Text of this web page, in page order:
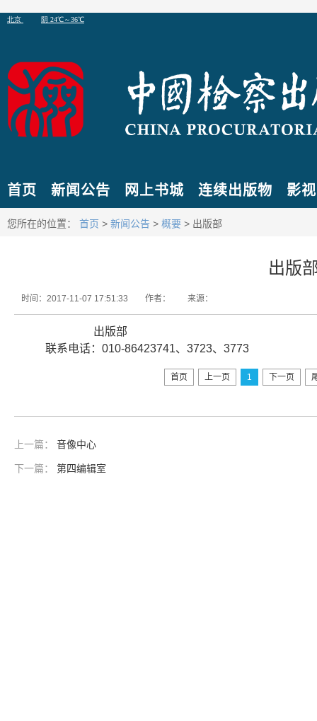
首页 新闻公告 网上书城 连续出版物 影
您所在的位置： 首页 > 新闻公告 > 概要 > 出版部
出版
时间：2017-11-07 17:51:33 作者： 来源：
出版部
联系电话：010-86423741、3723、3773
首页 上一页 1 下一页
上一篇： 音像中心
下一篇： 第四编辑室